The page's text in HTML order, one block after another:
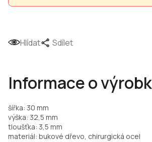
Hlídat Sdílet
Informace o
šířka: 30 mm
výška: 32,5 mm
tloušťka: 3,5 mm
materiál: bukové dřevo, chirurgická ocel